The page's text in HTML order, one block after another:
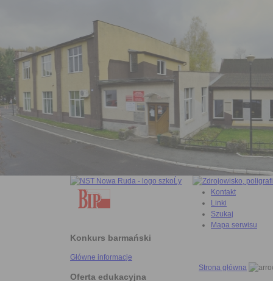
Konkurs barmański
Główne informacje
Oferta edukacyjna
Kontakt
Linki
Szukaj
Mapa serwisu
Strona główna